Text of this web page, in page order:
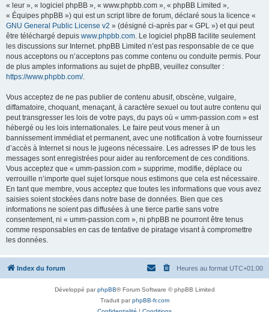
« leur », « logiciel phpBB », « www.phpbb.com », « phpBB Limited »,
« Équipes phpBB ») qui est un script libre de forum, déclaré sous la licence «
GNU General Public License v2 » (désigné ci-après par « GPL ») et qui peut
être téléchargé depuis www.phpbb.com. Le logiciel phpBB facilite seulement
les discussions sur Internet. phpBB Limited n’est pas responsable de ce que
nous acceptons ou n’acceptons pas comme contenu ou conduite permis. Pour
de plus amples informations au sujet de phpBB, veuillez consulter :
https://www.phpbb.com/.
Vous acceptez de ne pas publier de contenu abusif, obscène, vulgaire,
diffamatoire, choquant, menaçant, à caractère sexuel ou tout autre contenu qui
peut transgresser les lois de votre pays, du pays où « umm-passion.com » est
hébergé ou les lois internationales. Le faire peut vous mener à un
bannissement immédiat et permanent, avec une notification à votre fournisseur
d’accès à Internet si nous le jugeons nécessaire. Les adresses IP de tous les
messages sont enregistrées pour aider au renforcement de ces conditions.
Vous acceptez que « umm-passion.com » supprime, modifie, déplace ou
verrouille n’importe quel sujet lorsque nous estimons que cela est nécessaire.
En tant que membre, vous acceptez que toutes les informations que vous avez
saisies soient stockées dans notre base de données. Bien que ces
informations ne soient pas diffusées à une tierce partie sans votre
consentement, ni « umm-passion.com », ni phpBB ne pourront être tenus
comme responsables en cas de tentative de piratage visant à compromettre
les données.
Index du forum Heures au format UTC+01:00
Développé parphpBB® Forum Software © phpBB Limited
Traduit parphpBB-fr.com